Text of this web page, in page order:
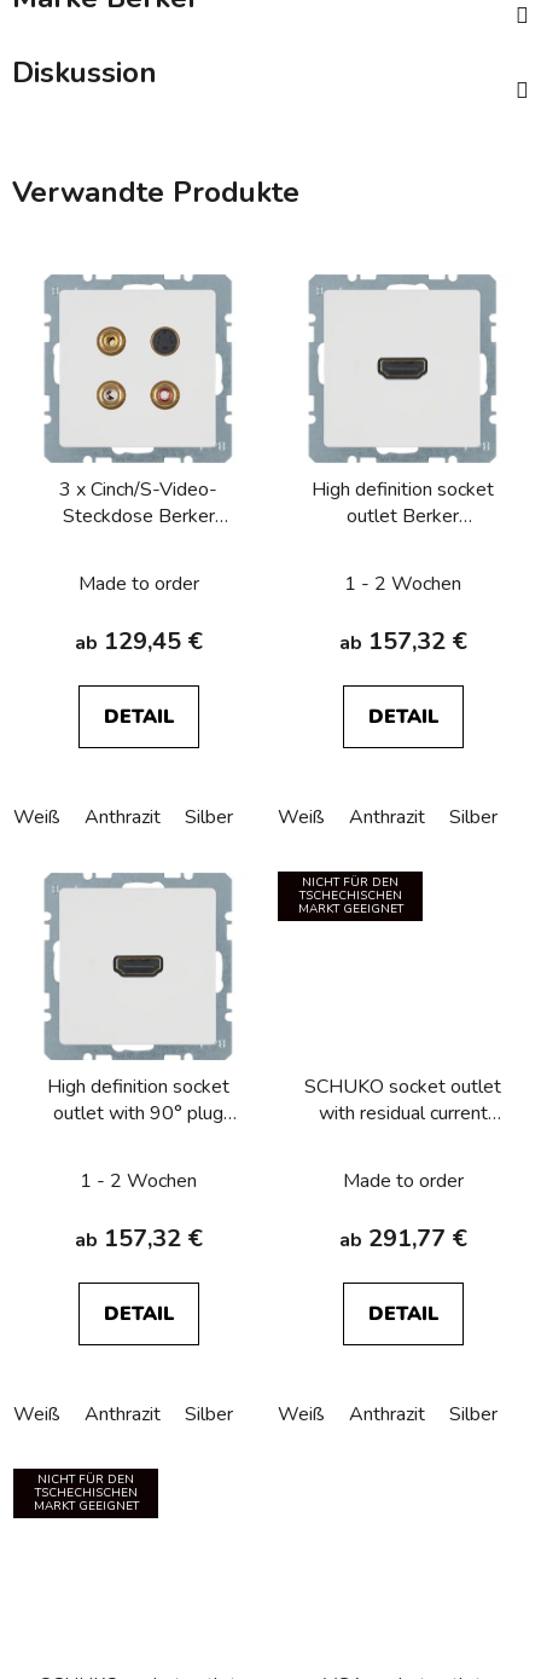
Diskussion
Verwandte Produkte
3 x Cinch/S-Video-
Steckdose Berker
Made to order
ab 129,45 €
DETAIL
Weiß Anthrazit Silber
High definition socket
outlet Berker
1 - 2 Wochen
ab 157,32 €
DETAIL
Weiß Anthrazit Silber
High definition socket
outlet with 90° plug
1 - 2 Wochen
ab 157,32 €
DETAIL
Weiß Anthrazit Silber
NICHT FÜR DEN
TSCHECHISCHEN
MARKT GEEIGNET
SCHUKO socket outlet
with residual current
Made to order
ab 291,77 €
DETAIL
Weiß Anthrazit Silber
NICHT FÜR DEN
TSCHECHISCHEN
MARKT GEEIGNET